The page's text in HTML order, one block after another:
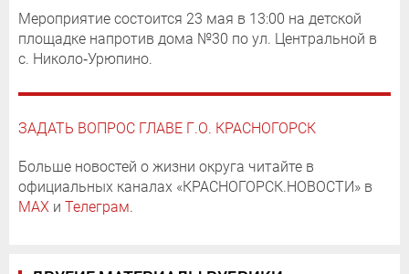
Мероприятие состоится 23 мая в 13:00 на детской
площадке напротив дома №30 по ул. Центральной в
с. Николо‑Урюпино.
ЗАДАТЬ ВОПРОС ГЛАВЕ Г.О. КРАСНОГОРСК
Больше новостей о жизни округа читайте в
официальных каналах «КРАСНОГОРСК.НОВОСТИ» в
MAX и Телеграм.